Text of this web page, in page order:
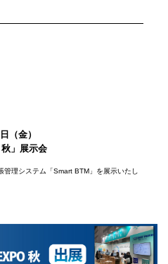
（金）
」展示会
管理システム「Smart BTM」を展示いたし